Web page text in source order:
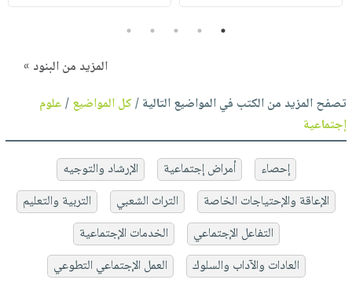
1
2
3
4
5
المزيد من البنود »
تصفح المزيد من الكتب في المواضيع التالية /كل المواضيع/علوم
إجتماعية
إحصاء أمراض إجتماعية
الإرشاد والتوجيه
الإعاقة والإحتياجات الخاصة
التراث الشعبي
التربية والتعليم
التفاعل الإجتماعي
الخدمات الإجتماعية
العادات والآداب والسلوك
العمل الإجتماعي التطوعي